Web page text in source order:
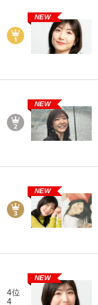
NEW
NEW
NEW
4位
4
NEW